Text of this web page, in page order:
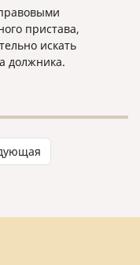
пристава,
искать
должника.